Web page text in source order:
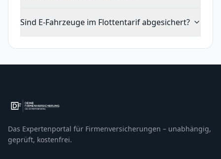
Sind E-Fahrzeuge im Flottentarif abgesichert?
Das Expertenportal für Firmenversicherungen – unabhängig,
geprüft, kostenfrei.